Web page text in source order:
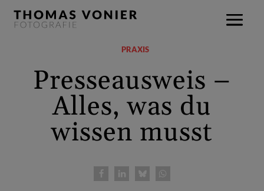
PRAXIS
Presseausweis –
Alles, was du
wissen musst